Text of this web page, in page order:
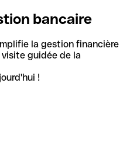
bancaire
la gestion financière
guidée de la
!